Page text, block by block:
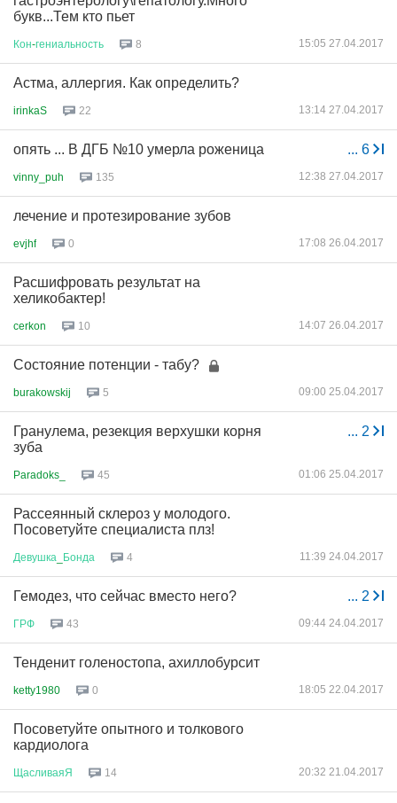
букв...Тем кто пьет
Кон-гениальность 8 15:05 27.04.2017
Астма, аллергия. Как определить?
irinkaS 22 13:14 27.04.2017
... 6
опять ... В ДГБ №10 умерла роженица
vinny_puh 135 12:38 27.04.2017
лечение и протезирование зубов
evjhf 0 17:08 26.04.2017
Расшифровать результат на
хеликобактер!
cerkon 10 14:07 26.04.2017
Состояние потенции - табу?
burakowskij 5 09:00 25.04.2017
... 2
Гранулема, резекция верхушки корня
зуба
Paradoks_ 45 01:06 25.04.2017
Рассеянный склероз у молодого.
Посоветуйте специалиста плз!
Девушка Бонда 4 11:39 24.04.2017
... 2
Гемодез, что сейчас вместо него?
ГРФ 43 09:44 24.04.2017
Тенденит голеностопа, ахиллобурсит
ketty1980 0 18:05 22.04.2017
Посоветуйте опытного и толкового
кардиолога
ЩасливаяЯ 14 20:32 21.04.2017